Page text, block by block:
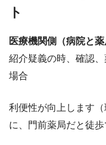
ト
医療機関側（病院と薬
紹介疑義の時、確認
場合
利便性が向上します
に、門前薬局だと徒